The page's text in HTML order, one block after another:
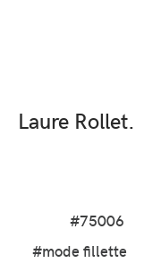
Laure Rollet.
#75006
#mode fillette